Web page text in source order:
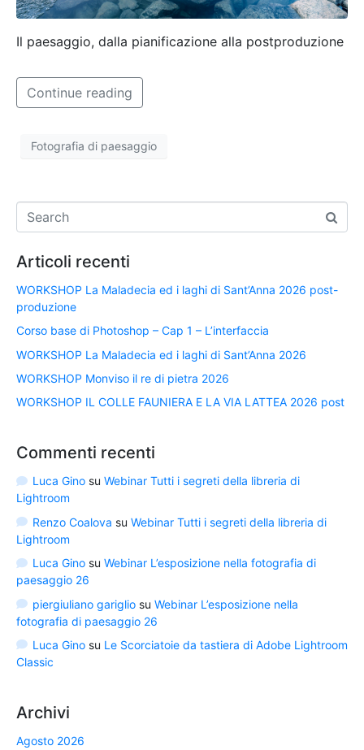
Il paesaggio, dalla pianificazione alla postproduzione
Continue reading
Fotografia di paesaggio
Articoli recenti
WORKSHOP La Maladecia ed i laghi di Sant’Anna 2026 post-
produzione
Corso base di Photoshop – Cap 1 – L’interfaccia
WORKSHOP La Maladecia ed i laghi di Sant’Anna 2026
WORKSHOP Monviso il re di pietra 2026
WORKSHOP IL COLLE FAUNIERA E LA VIA LATTEA 2026 post
Commenti recenti
Luca Ginosu Webinar Tutti i segreti della libreria di
Lightroom
Renzo Coalova su Webinar Tutti i segreti della libreria di
Lightroom
Luca Ginosu Webinar L’esposizione nella fotografia di
paesaggio 26
piergiuliano garigliosu Webinar L’esposizione nella
fotografia di paesaggio 26
Luca Ginosu Le Scorciatoie da tastiera di Adobe Lightroom
Classic
Archivi
Agosto 2026